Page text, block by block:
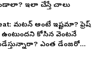
ఇలా చేస్తే చాలు
మటన్ అంటే ఇష్టమా? ఫ్రెష్
కోసిన వెంటనే
ఎంత డేంజరో